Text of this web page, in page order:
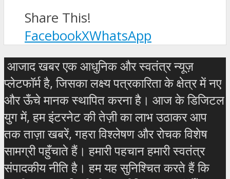
Share This!
FacebookXWhatsApp
आजाद खबर एक आधुनिक और स्वतंत्र न्यूज़
प्लेटफॉर्म है, जिसका लक्ष्य पत्रकारिता के क्षेत्र में नए
और ऊँचे मानक स्थापित करना है। आज के डिजिटल
युग में, हम इंटरनेट की तेज़ी का लाभ उठाकर आप
तक ताज़ा खबरें, गहरा विश्लेषण और रोचक विशेष
सामग्री पहुँचाते हैं। हमारी पहचान हमारी स्वतंत्र
संपादकीय नीति है। हम यह सुनिश्चित करते हैं कि